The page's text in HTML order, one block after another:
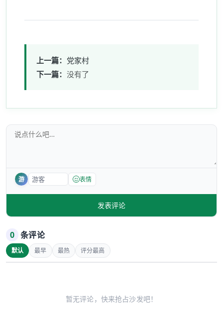
上一篇： 党家村
下一篇： 没有了
游 表情
发表评论
0 条评论
默认 最早 最热 评分最高
暂无评论，快来抢占沙发吧！